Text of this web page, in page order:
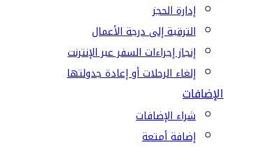
إدارة الحجز
الترقية إلى درجة الأعمال
إنجاز إجراءات السفر عبر الإنترنت
إلغاء الرحلات أو إعادة جدولتها
الإضافات
شراء الإضافات
إضافة أمتعة